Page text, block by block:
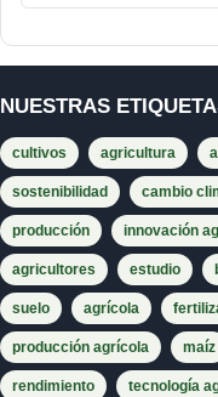
NUESTRAS
cultivos agricultura
sostenibilidad cambio
producción innovación
agricultores estudio
suelo agrícola
producción agrícola maíz
rendimiento tecnología